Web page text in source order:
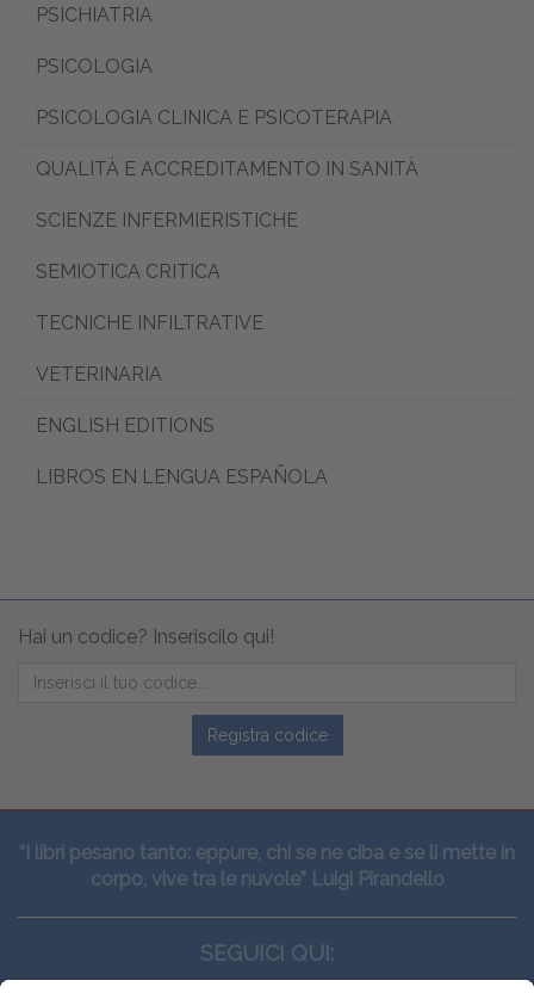
PSICHIATRIA
PSICOLOGIA
PSICOLOGIA CLINICA E PSICOTERAPIA
QUALITÀ E ACCREDITAMENTO IN SANITÀ
SCIENZE INFERMIERISTICHE
SEMIOTICA CRITICA
TECNICHE INFILTRATIVE
VETERINARIA
ENGLISH EDITIONS
LIBROS EN LENGUA ESPAÑOLA
Hai un codice? Inseriscilo qui!
Registra codice
“I libri pesano tanto: eppure, chi se ne ciba e se li mette in
corpo, vive tra le nuvole” Luigi Pirandello
SEGUICI QUI: